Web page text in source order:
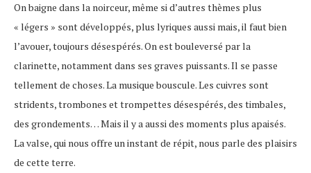
On baigne dans la noirceur, même si d’autres thèmes plus
« légers » sont développés, plus lyriques aussi mais, il faut bien
l’avouer, toujours désespérés. On est bouleversé par la
clarinette, notamment dans ses graves puissants. Il se passe
tellement de choses. La musique bouscule. Les cuivres sont
stridents, trombones et trompettes désespérés, des timbales,
des grondements… Mais il y a aussi des moments plus apaisés.
La valse, qui nous offre un instant de répit, nous parle des plaisirs
de cette terre.